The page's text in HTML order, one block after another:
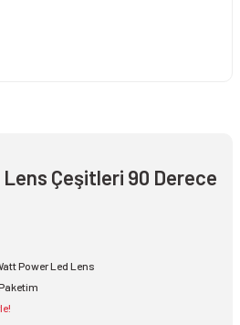
Çeşitleri 90 Derece
Power Led Lens